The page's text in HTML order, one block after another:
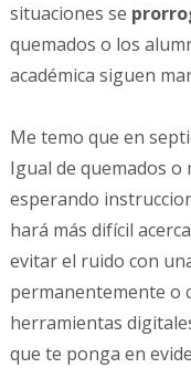
situaciones se
quemados o los
académica siguen
Me temo que en
Igual de quemados o
esperando
hará más difícil
evitar el ruido con
permanentemente o
herramientas
que te ponga en